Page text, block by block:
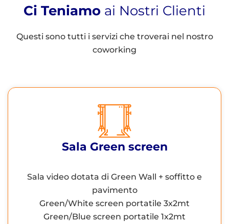
Ci Teniamo ai Nostri Clienti
Questi sono tutti i servizi che troverai nel nostro
coworking
Created by Smalllike
Sala Green screen
Sala video dotata di Green Wall + soffitto e
pavimento
Green/White screen portatile 3x2mt
Green/Blue screen portatile 1x2mt